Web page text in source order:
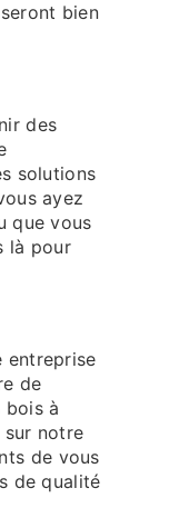
bien
des
solutions
ayez
que vous
là pour
entreprise
de
bois à
notre
de vous
de qualité